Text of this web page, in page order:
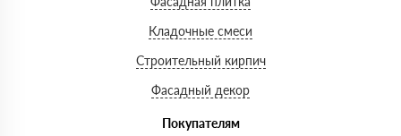
Кладочные смеси
Строительный кирпич
Фасадный декор
Покупателям